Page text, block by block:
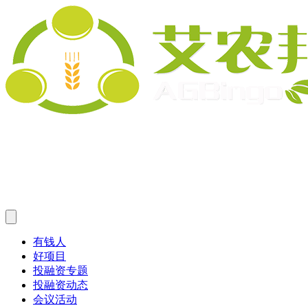
有钱人
好项目
投融资专题
投融资动态
会议活动